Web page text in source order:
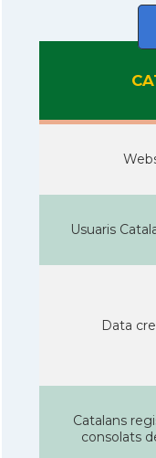
Usuaris
Data
Catalans
consolats